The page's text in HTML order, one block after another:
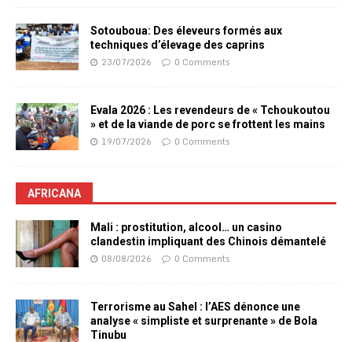
Sotouboua: Des éleveurs formés aux
techniques d’élevage des caprins
23/07/2026 0 Comments
Evala 2026 : Les revendeurs de « Tchoukoutou
» et de la viande de porc se frottent les mains
19/07/2026 0 Comments
AFRICANA
Mali : prostitution, alcool… un casino
clandestin impliquant des Chinois démantelé
08/08/2026 0 Comments
Terrorisme au Sahel : l’AES dénonce une
analyse « simpliste et surprenante » de Bola
Tinubu